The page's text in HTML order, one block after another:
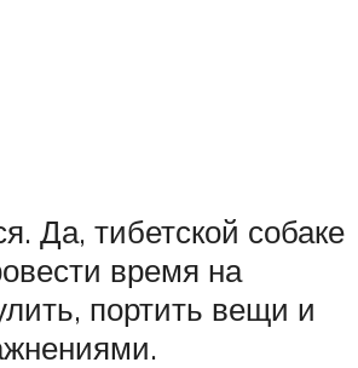
Да, тибетской собаке
время на
портить вещи и